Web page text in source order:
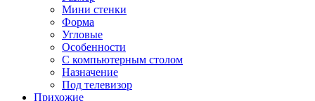
Мини стенки
Форма
Угловые
Особенности
С компьютерным столом
Назначение
Под телевизор
Прихожие